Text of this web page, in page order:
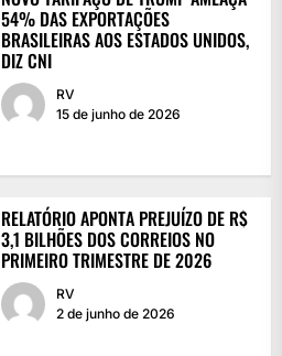
54% DAS EXPORTAÇÕES
BRASILEIRAS AOS ESTADOS UNIDOS,
DIZ CNI
RV
15 de junho de 2026
RELATÓRIO APONTA PREJUÍZO DE R$
3,1 BILHÕES DOS CORREIOS NO
PRIMEIRO TRIMESTRE DE 2026
RV
2 de junho de 2026